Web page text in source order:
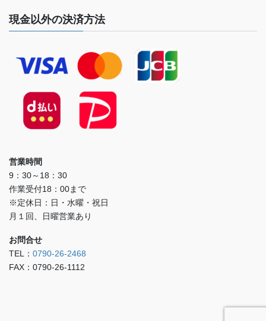
現金以外の決済方法
営業時間
9：30～18：30
作業受付18：00まで
※定休日：日・水曜・祝日
月１回、日曜営業あり
お問合せ
TEL： 0790-26-2468
FAX：0790-26-1112